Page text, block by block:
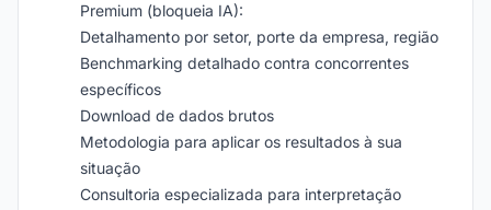
Premium (bloqueia IA):
Detalhamento por setor, porte da empresa, região
Benchmarking detalhado contra concorrentes
específicos
Download de dados brutos
Metodologia para aplicar os resultados à sua
situação
Consultoria especializada para interpretação